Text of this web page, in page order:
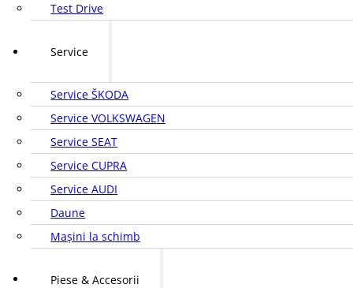
Test Drive
Service
Service ŠKODA
Service VOLKSWAGEN
Service SEAT
Service CUPRA
Service AUDI
Daune
Mașini la schimb
Piese & Accesorii